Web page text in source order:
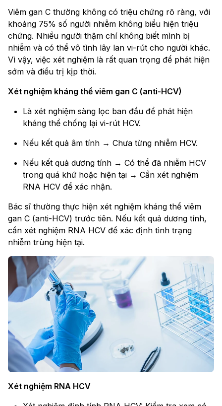
Viêm gan C thường không có triệu chứng rõ ràng, với
khoảng 75% số người nhiễm không biểu hiện triệu
chứng. Nhiều người thậm chí không biết mình bị
nhiễm và có thể vô tình lây lan vi-rút cho người khác.
Vì vậy, việc xét nghiệm là rất quan trọng để phát hiện
sớm và điều trị kịp thời.
Xét nghiệm kháng thể viêm gan C (anti-HCV)
Là xét nghiệm sàng lọc ban đầu để phát hiện
kháng thể chống lại vi-rút HCV.
Nếu kết quả âm tính → Chưa từng nhiễm HCV.
Nếu kết quả dương tính → Có thể đã nhiễm HCV
trong quá khứ hoặc hiện tại → Cần xét nghiệm
RNA HCV để xác nhận.
Bác sĩ thường thực hiện xét nghiệm kháng thể viêm
gan C (anti-HCV) trước tiên. Nếu kết quả dương tính,
cần xét nghiệm RNA HCV để xác định tình trạng
nhiễm trùng hiện tại.
Xét nghiệm RNA HCV